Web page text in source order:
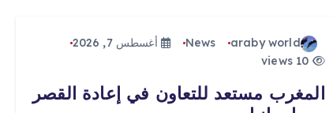
araby world
News
أغسطس 7, 2026
المغرب مستعد للتعاون في إعادة القصر